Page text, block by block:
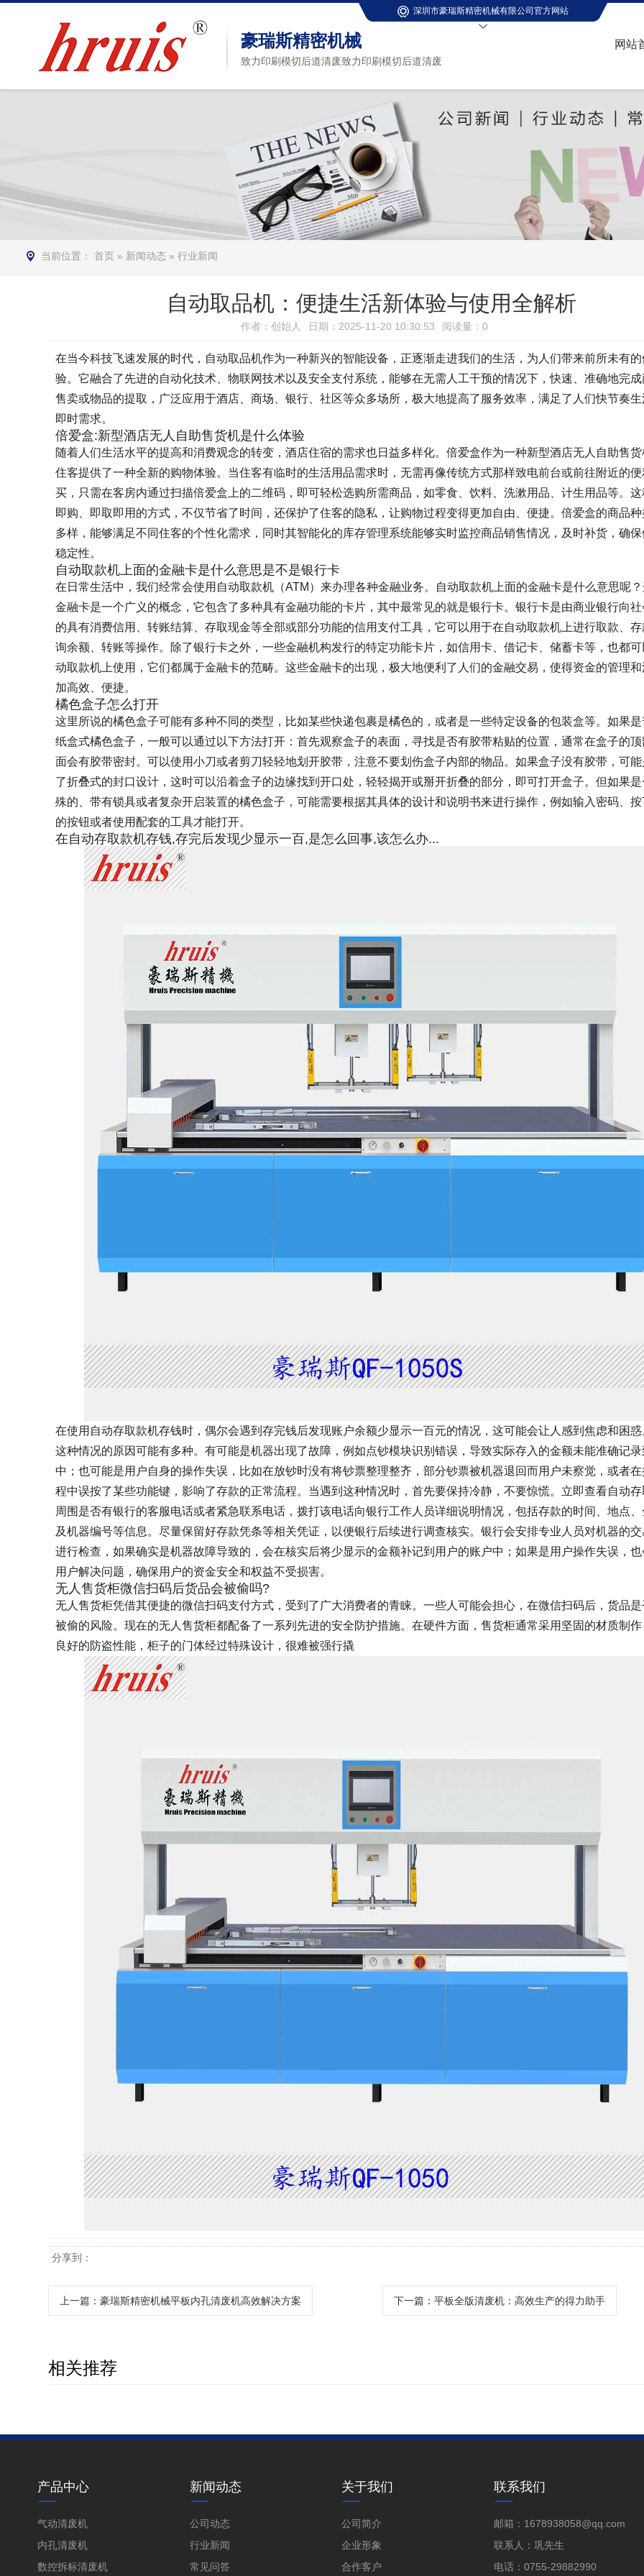
豪瑞斯精密机械
致力印刷模切后道清废致力印刷模切后道清废
深圳市豪瑞斯精密机械有限公司官方网站
网站
当前位置： 首页 » 新闻动态 » 行业新闻
自动取品机：便捷生活新体验与使用全解析
作者：创始人 日期：2025-11-20 10:30:53 阅读量： 0
在当今科技飞速发展的时代，自动取品机作为一种新兴的智能设备，正逐渐走进我们的生活，为人们带来前所未有
验。它融合了先进的自动化技术、物联网技术以及安全支付系统，能够在无需人工干预的情况下，快速、准确地完
售卖或物品的提取，广泛应用于酒店、商场、银行、社区等众多场所，极大地提高了服务效率，满足了人们快节奏
即时需求。
倍爱盒:新型酒店无人自助售货机是什么体验
随着人们生活水平的提高和消费观念的转变，酒店住宿的需求也日益多样化。倍爱盒作为一种新型酒店无人自助售
住客提供了一种全新的购物体验。当住客有临时的生活用品需求时，无需再像传统方式那样致电前台或前往附近的
买，只需在客房内通过扫描倍爱盒上的二维码，即可轻松选购所需商品，如零食、饮料、洗漱用品、计生用品等。
即购、即取即用的方式，不仅节省了时间，还保护了住客的隐私，让购物过程变得更加自由、便捷。倍爱盒的商品
多样，能够满足不同住客的个性化需求，同时其智能化的库存管理系统能够实时监控商品销售情况，及时补货，确
稳定性。
自动取款机上面的金融卡是什么意思是不是银行卡
在日常生活中，我们经常会使用自动取款机（ATM）来办理各种金融业务。自动取款机上面的金融卡是什么意思呢
金融卡是一个广义的概念，它包含了多种具有金融功能的卡片，其中最常见的就是银行卡。银行卡是由商业银行向
的具有消费信用、转账结算、存取现金等全部或部分功能的信用支付工具，它可以用于在自动取款机上进行取款、
询余额、转账等操作。除了银行卡之外，一些金融机构发行的特定功能卡片，如信用卡、借记卡、储蓄卡等，也都
动取款机上使用，它们都属于金融卡的范畴。这些金融卡的出现，极大地便利了人们的金融交易，使得资金的管理
加高效、便捷。
橘色盒子怎么打开
这里所说的橘色盒子可能有多种不同的类型，比如某些快递包裹是橘色的，或者是一些特定设备的包装盒等。如果
纸盒式橘色盒子，一般可以通过以下方法打开：首先观察盒子的表面，寻找是否有胶带粘贴的位置，通常在盒子的
面会有胶带密封。可以使用小刀或者剪刀轻轻地划开胶带，注意不要划伤盒子内部的物品。如果盒子没有胶带，可
了折叠式的封口设计，这时可以沿着盒子的边缘找到开口处，轻轻揭开或掰开折叠的部分，即可打开盒子。但如果
殊的、带有锁具或者复杂开启装置的橘色盒子，可能需要根据其具体的设计和说明书来进行操作，例如输入密码、
的按钮或者使用配套的工具才能打开。
在自动存取款机存钱,存完后发现少显示一百,是怎么回事,该怎么办...
在使用自动存取款机存钱时，偶尔会遇到存完钱后发现账户余额少显示一百元的情况，这可能会让人感到焦虑和困
这种情况的原因可能有多种。有可能是机器出现了故障，例如点钞模块识别错误，导致实际存入的金额未能准确记
中；也可能是用户自身的操作失误，比如在放钞时没有将钞票整理整齐，部分钞票被机器退回而用户未察觉，或者
程中误按了某些功能键，影响了存款的正常流程。当遇到这种情况时，首先要保持冷静，不要惊慌。立即查看自动
周围是否有银行的客服电话或者紧急联系电话，拨打该电话向银行工作人员详细说明情况，包括存款的时间、地点
及机器编号等信息。尽量保留好存款凭条等相关凭证，以便银行后续进行调查核实。银行会安排专业人员对机器的
进行检查，如果确实是机器故障导致的，会在核实后将少显示的金额补记到用户的账户中；如果是用户操作失误，
用户解决问题，确保用户的资金安全和权益不受损害。
无人售货柜微信扫码后货品会被偷吗?
无人售货柜凭借其便捷的微信扫码支付方式，受到了广大消费者的青睐。一些人可能会担心，在微信扫码后，货品
被偷的风险。现在的无人售货柜都配备了一系列先进的安全防护措施。在硬件方面，售货柜通常采用坚固的材质制
良好的防盗性能，柜子的门体经过特殊设计，很难被强行撬
分享到：
上一篇 ：豪瑞斯精密机械平板内孔清废机高效解决方案 下一篇：平板全版清废机：高效生产的得力助手
相关推荐
产品中心
气动清废机
内孔清废机
数控拆标清废机
新闻动态
公司动态
行业新闻
常见问答
关于我们
公司简介
企业形象
合作客户
联系我们
邮箱：1678938058@qq.com
联系人：巩先生
电话：0755-29882990